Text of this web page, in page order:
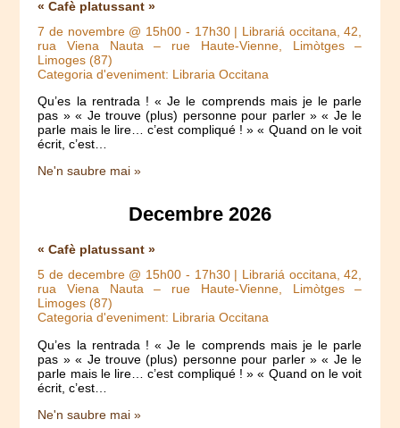
« Cafè platussant »
7 de novembre @ 15h00 - 17h30| Librariá occitana, 42,
rua Viena Nauta – rue Haute-Vienne, Limòtges –
Limoges (87)
Categoria d'eveniment: Libraria Occitana
Qu’es la rentrada ! « Je le comprends mais je le parle
pas » « Je trouve (plus) personne pour parler » « Je le
parle mais le lire… c’est compliqué ! » « Quand on le voit
écrit, c’est…
Ne'n saubre mai »
Decembre 2026
« Cafè platussant »
5 de decembre @ 15h00 - 17h30| Librariá occitana, 42,
rua Viena Nauta – rue Haute-Vienne, Limòtges –
Limoges (87)
Categoria d'eveniment: Libraria Occitana
Qu’es la rentrada ! « Je le comprends mais je le parle
pas » « Je trouve (plus) personne pour parler » « Je le
parle mais le lire… c’est compliqué ! » « Quand on le voit
écrit, c’est…
Ne'n saubre mai »